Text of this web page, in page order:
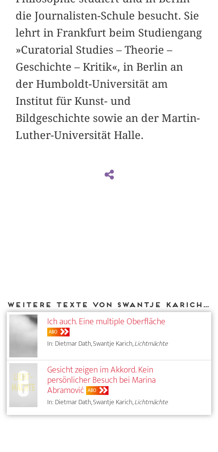
die Journalisten-Schule besucht. Sie
lehrt in Frankfurt beim Studiengang
»Curatorial Studies – Theorie –
Geschichte – Kritik«, in Berlin an
der Humboldt-Universität am
Institut für Kunst- und
Bildgeschichte sowie an der Martin-
Luther-Universität Halle.
Weitere Texte von Swantje Karich bei DIAPHANES
Ich auch. Eine multiple Oberfläche
ABO
In: Dietmar Dath, Swantje Karich,Lichtmächte
Gesicht zeigen im Akkord. Kein
persönlicher Besuch bei Marina
Abramović ABO
In: Dietmar Dath, Swantje Karich,Lichtmächte